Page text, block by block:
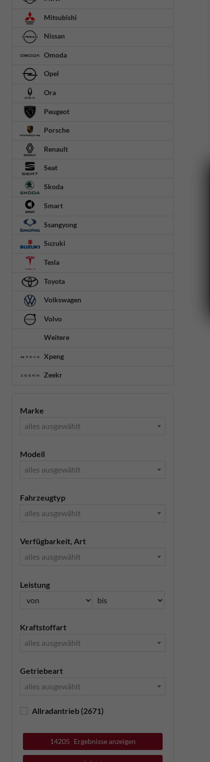
Mitsubishi
Nissan
Omoda
Opel
Ora
Peugeot
Porsche
Renault
Seat
Skoda
Smart
Ssangyong
Suzuki
Tesla
Toyota
Volkswagen
Volvo
Weitere
Xpeng
Zeekr
Marke
alles ausgewählt
Modell
alles ausgewählt
Fahrzeugtyp
alles ausgewählt
Verfügbarkeit, Art
alles ausgewählt
Leistung
Kraftstoffart
alles ausgewählt
Getriebeart
alles ausgewählt
Allradantrieb (2671)
14205 Ergebnisse anzeigen